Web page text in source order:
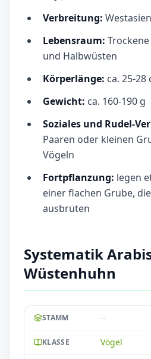
Verbreitung:
Lebensraum:
und Halbwüsten
Körperlänge: ca. 25-28
Gewicht: ca. 160-190 g
Soziales und Rudel-
Paaren oder kleinen
Vögeln
Fortpflanzung: legen
einer flachen Grube,
ausbrüten
Systematik
Wüstenhuhn
STAMM --
KLASSE Vögel